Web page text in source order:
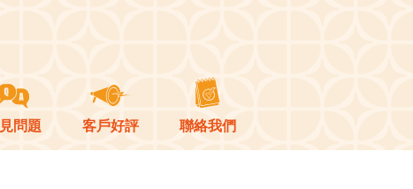
問題 客戶好評 聯絡我們